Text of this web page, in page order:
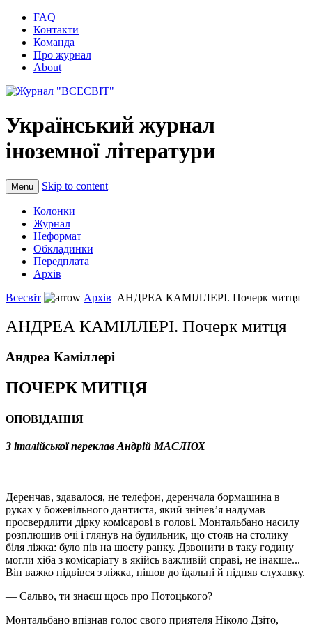
FAQ
Контакти
Команда
Про журнал
About
Український журнал
іноземної літератури
Menu Skip to content
Колонки
Журнал
Неформат
Обкладинки
Передплата
Архів
Всесвіт
Архів АНДРЕА КАМІЛЛЕРІ. Почерк митця
АНДРЕА КАМІЛЛЕРІ. Почерк митця
Андреа Каміллері
ПОЧЕРК МИТЦЯ
ОПОВІДАННЯ
З італійської переклав Андрій МАСЛЮХ
Деренчав, здавалося, не телефон, деренчала бормашина в
руках у божевільного дантиста, який знічев’я надумав
просвердлити дірку комісарові в голові. Монтальбано насилу
розплющив очі і глянув на будильник, що стояв на столику
біля ліжка: було пів на шосту ранку. Дзвонити в таку годину
могли хіба з комісаріату в якійсь важливій справі, не інакше...
Він важко підвівся з ліжка, пішов до їдальні й підняв слухавку.
— Сальво, ти знаєш щось про Потоцького?
Монтальбано впізнав голос свого приятеля Ніколо Дзіто,